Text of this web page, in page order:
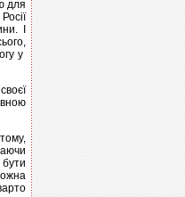
для
І
у